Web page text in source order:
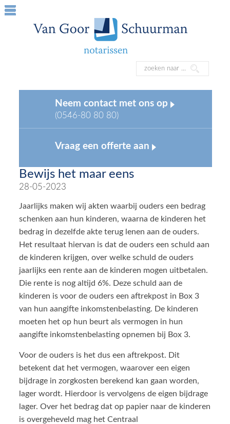
Neem contact met ons op
(0546-80 80 80)
Vraag een offerte aan
Bewijs het maar eens
28-05-2023
Jaarlijks maken wij akten waarbij ouders een bedrag
schenken aan hun kinderen, waarna de kinderen het
bedrag in dezelfde akte terug lenen aan de ouders.
Het resultaat hiervan is dat de ouders een schuld aan
de kinderen krijgen, over welke schuld de ouders
jaarlijks een rente aan de kinderen mogen uitbetalen.
Die rente is nog altijd 6%. Deze schuld aan de
kinderen is voor de ouders een aftrekpost in Box 3
van hun aangifte inkomstenbelasting. De kinderen
moeten het op hun beurt als vermogen in hun
aangifte inkomstenbelasting opnemen bij Box 3.
Voor de ouders is het dus een aftrekpost. Dit
betekent dat het vermogen, waarover een eigen
bijdrage in zorgkosten berekend kan gaan worden,
lager wordt. Hierdoor is vervolgens de eigen bijdrage
lager. Over het bedrag dat op papier naar de kinderen
is overgeheveld mag het Centraal